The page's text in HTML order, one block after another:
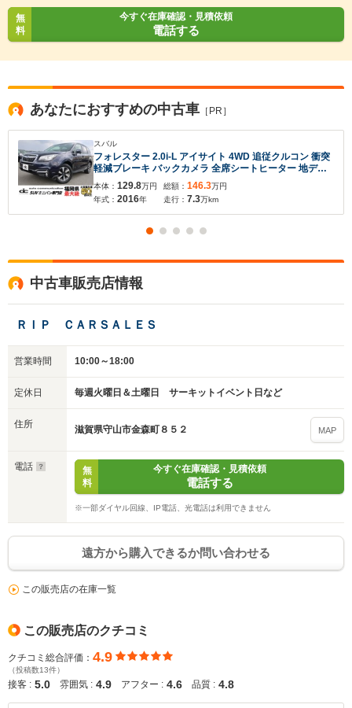
無
料
今すぐ在庫確認・見積依頼
電話する
あなたにおすすめの中古車 ［PR］
スバル
フォレスター 2.0i-L アイサイト 4WD 追従クルコン 衝突
軽減ブレーキ バックカメラ 全席シートヒーター 地デジ
TV DVDビデオ ETC ドラレコ パワーシート ステアリン
グスイッチ オートライト オートエアコン パワーバック
ドア
本体： 129.8万円
年式： 2016年
総額： 146.3万円
走行： 7.3万km
中古車販売店情報
ＲＩＰ ＣＡＲＳＡＬＥＳ
営業時間 10:00～18:00
定休日 毎週火曜日＆土曜日 サーキットイベント日など
住所 滋賀県守山市金森町８５２ MAP
電話
無
料
今すぐ在庫確認・見積依頼
電話する
※一部ダイヤル回線、IP電話、光電話は利用できません
遠方から購入できるか問い合わせる
この販売店の在庫一覧
この販売店のクチコミ
クチコミ総合評価： 4.9
（投稿数13件）
接客 : 5.0 雰囲気 : 4.9 アフター : 4.6 品質 : 4.8
入力途中の情報を保存しますか？
※次回問い合わせをする際に自動入力されます
※保存された情報は90日で破棄されます